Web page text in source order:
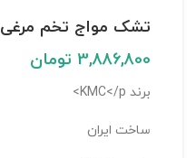
تشک مواج تخم مرغی Kmc
3,886,800 تومان
برند KMC</p>
ساخت ایران